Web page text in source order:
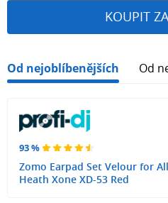
KOUPIT
Od nejoblíbenějších Od
93 %
Zomo Earpad Set Velour for
Heath Xone XD-53 Red